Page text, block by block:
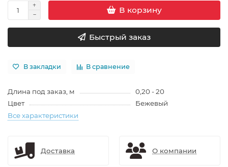
В корзину
Быстрый заказ
В закладки В сравнение
Длина под заказ, м
0,20 - 20
Цвет
Бежевый
Все характеристики
Доставка О компании